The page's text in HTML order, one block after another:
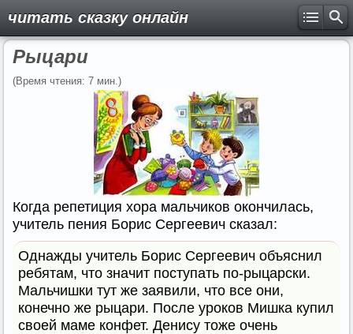
читать сказку онлайн
Рыцари
(Время чтения: 7 мин.)
Когда репетиция хора мальчиков окончилась,
учитель пения Борис Сергеевич сказал:
Однажды учитель Борис Сергеевич объяснил
ребятам, что значит поступать по-рыцарски.
Мальчишки тут же заявили, что все они,
конечно же рыцари. После уроков Мишка купил
своей маме конфет. Денису тоже очень